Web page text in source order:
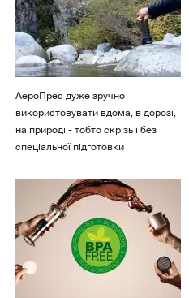
АероПрес дуже зручно
використовувати вдома, в дорозі,
на природі - тобто скрізь і без
спеціальної підготовки